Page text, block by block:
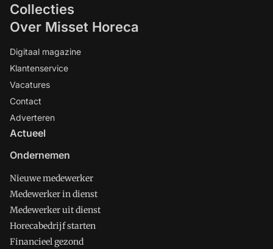
Collecties
Over Misset Horeca
Digitaal magazine
Klantenservice
Vacatures
Contact
Adverteren
Actueel
Ondernemen
Nieuwe medewerker
Medewerker in dienst
Medewerker uit dienst
Horecabedrijf starten
Financieel gezond